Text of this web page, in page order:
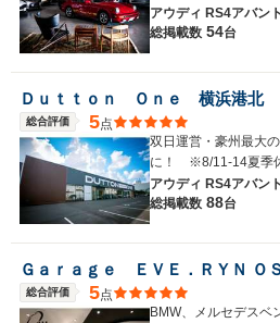
アウディ RS4アバン
総掲載数 54台
Ｄｕｔｔｏｎ Ｏｎｅ 横浜港北
総合評価 5点
双日運営・豪州最大
に！ ※8/11-14夏季
アウディ RS4アバン
総掲載数 88台
Ｇａｒａｇｅ ＥＶＥ．ＲＹＮ Ｏ
総合評価 5点
BMW、メルセデスベ